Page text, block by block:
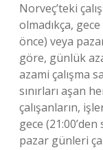
Norveç’teki
olmadıkça,
önce) veya
göre, günlük
azami çalışma
sınırları aşan
çalışanların,
gece
pazar günleri